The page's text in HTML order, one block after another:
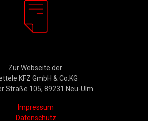
Zur Webseite der
KFZ GmbH & Co.KG
Straße 105, 89231 Neu-Ulm
Impressum
Datenschutz